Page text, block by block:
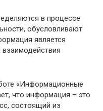
в процессе
обусловливают
является
взаимодействия
«Информационные
что информация – это
состоящий из